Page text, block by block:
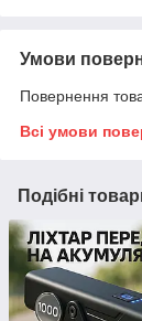
Умови
Повернення
Всі умови
Подібні